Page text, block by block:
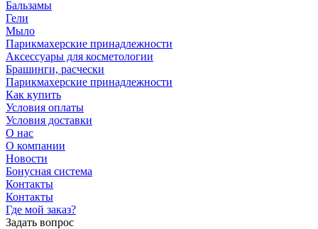
Бальзамы
Гели
Мыло
Парикмахерские принадлежности
Аксессуары для косметологии
Брашинги, расчески
Парикмахерские принадлежности
Как купить
Условия оплаты
Условия доставки
О нас
О компании
Новости
Бонусная система
Контакты
Контакты
Где мой заказ?
Задать вопрос